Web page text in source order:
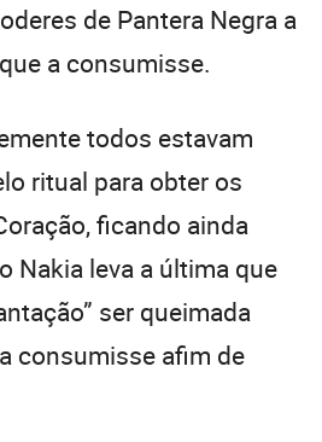
de Pantera Negra a
a consumisse.
todos estavam
ritual para obter os
ficando ainda
Nakia leva a última que
ser queimada
consumisse afim de